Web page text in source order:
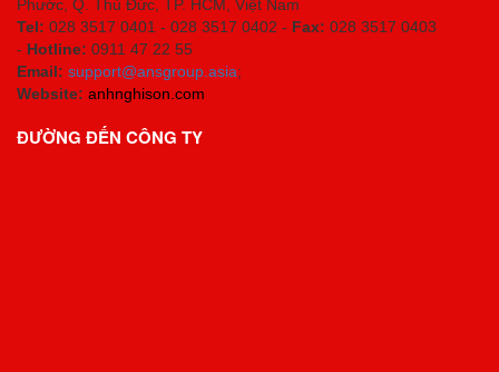
Phước, Q. Thủ Đức, TP. HCM , Việt Nam
Tel: 028 3517 0401 - 028 3517 0402 - Fax: 028 3517 0403
- Hotline: 0911 47 22 55
Email: support@ansgroup.asia;
Website: anhnghison.com
ĐƯỜNG ĐẾN CÔNG TY